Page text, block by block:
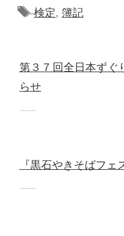
-検定, 簿記
第３７回全日本ずぐ
らせ
『黒石やきそばフ